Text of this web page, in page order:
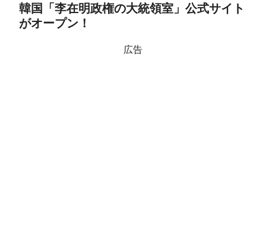
韓国「李在明政権の大統領室」公式サイト
がオープン！
広告